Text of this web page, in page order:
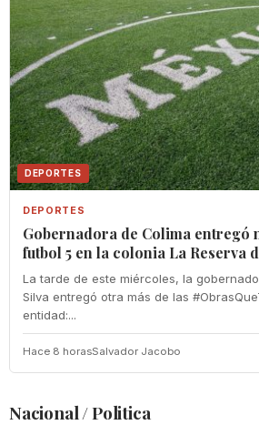
DEPORTES
DEPORTES
Gobernadora de Colima entregó
futbol 5 en la colonia La Reserva
La tarde de este miércoles, la
Silva entregó otra más de las
entidad:...
Hace 8 horasSalvador Jacobo
Nacional / Politica